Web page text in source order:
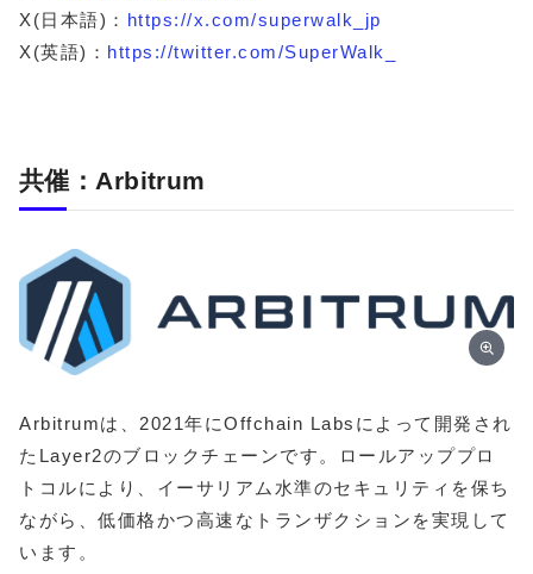
X(日本語)： https://x.com/superwalk_jp
X(英語)： https://twitter.com/SuperWalk_
共催：Arbitrum
Arbitrumは、2021年にOffchain Labsによって開発され
たLayer2のブロックチェーンです。ロールアッププロ
トコルにより、イーサリアム水準のセキュリティを保ち
ながら、低価格かつ高速なトランザクションを実現して
います。